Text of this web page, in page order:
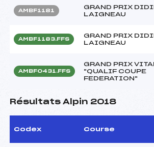
AMBF1181
GRAND PRIX
LAIGNEAU
AMBF1183.FFS
GRAND PRIX
LAIGNEAU
AMBF0431.FFS
GRAND PRIX
"QUALIF COUPE
FEDERATION"
Résultats Alpin 2018
Codex Course